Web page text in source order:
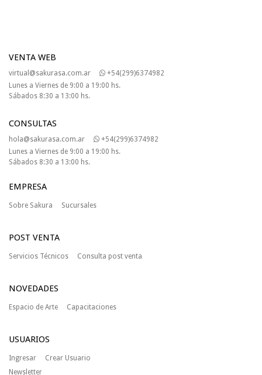
VENTA WEB
virtual@sakurasa.com.ar
+54(299)6374982
Lunes a Viernes de 9:00 a 19:00 hs.
Sábados 8:30 a 13:00 hs.
CONSULTAS
hola@sakurasa.com.ar
+54(299)6374982
Lunes a Viernes de 9:00 a 19:00 hs.
Sábados 8:30 a 13:00 hs.
EMPRESA
Sobre Sakura Sucursales
POST VENTA
Servicios Técnicos Consulta post venta
NOVEDADES
Espacio de Arte Capacitaciones
USUARIOS
Ingresar
Crear Usuario
Newsletter